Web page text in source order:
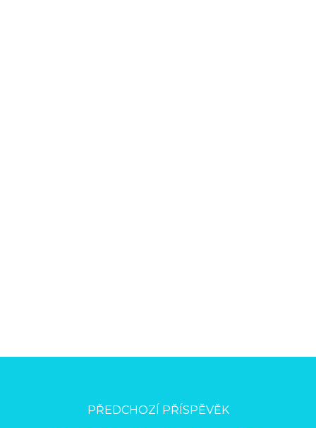
PŘEDCHOZÍ PŘÍSPĚVĚK